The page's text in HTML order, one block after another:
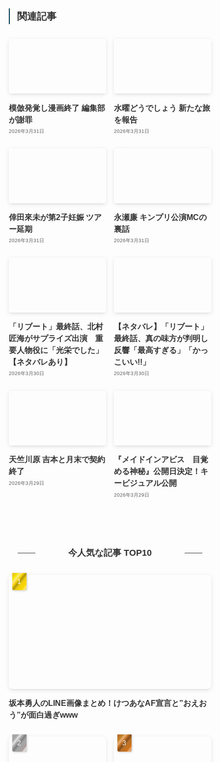
関連記事
模倣発覚し漫画終了 編集部
が謝罪
2026年3月31日
水曜どうでしょう 新たな旅
を報告
2026年3月31日
倖田來未が第2子妊娠 ツア
ー延期
2026年3月31日
永瀬廉 キンプリ公演MCの
裏話
2026年3月31日
「リブート」最終話、北村
匠海がサプライズ出演 重
要人物役に「光栄でした」
【ネタバレあり】
2026年3月30日
【ネタバレ】「リブート」
最終話、真の味方が判明し
反響「最高すぎる」「かっ
こいい!!」
2026年3月30日
天竺川原 吉本と月末で契約
終了
2026年3月29日
『メイドインアビス 目覚
める神秘』公開日決定！キ
ービジュアル公開
2026年3月29日
今人気な記事 TOP10
坂本勇人のLINE画像まとめ！けつあなAF宣言と”おえお
う”が面白過ぎwww